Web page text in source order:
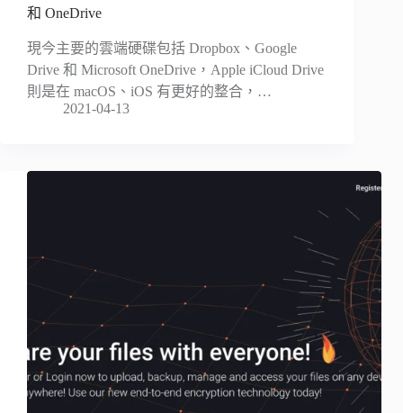
和 OneDrive
現今主要的雲端硬碟包括 Dropbox、Google
Drive 和 Microsoft OneDrive，Apple iCloud Drive
則是在 macOS、iOS 有更好的整合，…
2021-04-13